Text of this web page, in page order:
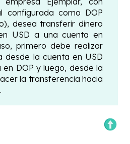
configurada como DOP
desea transferir dinero
USD a una cuenta en
primero debe realizar
desde la cuenta en USD
DOP y luego, desde la
la transferencia hacia